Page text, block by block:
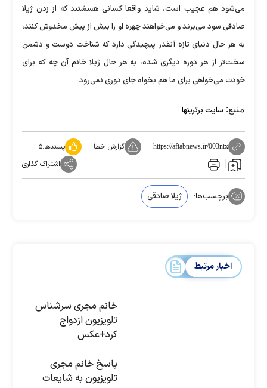
می‌شود هم عجیب است، شاید واقعا کسانی هسشتند که از زدن ژیلا
صادقی سود می‌برند و می‌خواهند چهره او را بیش از پیش مخدوش کنند،
به هر حال دنیای تازه آنقدر پیچیدگی دارد که شناخت دوست و دشمن
سخت‌تر از هر دوره دیگری شده، به هر حال ژیلا خانم آن چه که برای
خودت می‌خواهی برای ما هم بخواه جای دوری نمی‌رود
منبع: سایت برترینها
https://aftabnews.ir/003ntx گزارش خطا پسندها:۵
اشتراک گذاری
برچسب‌ها: ژیلا صادقی
اخبار مرتبط
خانم مجری سرشناس
تلویزیون ازدواج
کرد+عکس
پاسخ خانم مجری
تلویزیون به شایعات